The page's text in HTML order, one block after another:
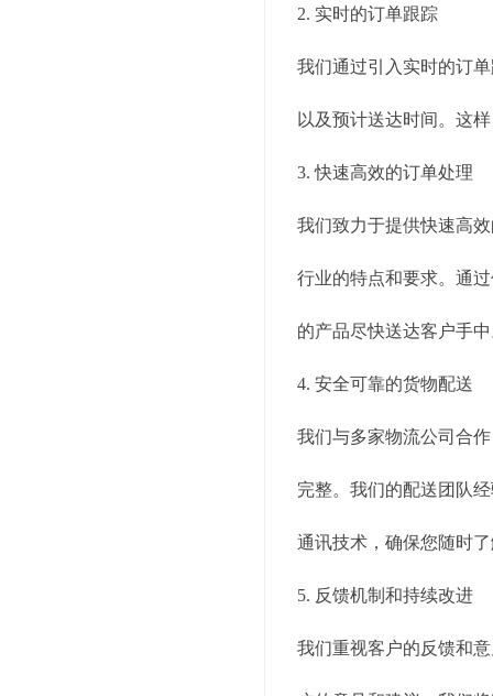
2. 实时的订单跟踪
我们通过引入实时的订
以及预计送达时间。这
3. 快速高效的订单处理
我们致力于提供快速高
行业的特点和要求。通
的产品尽快送达客户手
4. 安全可靠的货物配送
我们与多家物流公司合
完整。我们的配送团队
通讯技术，确保您随时
5. 反馈机制和持续改进
我们重视客户的反馈和